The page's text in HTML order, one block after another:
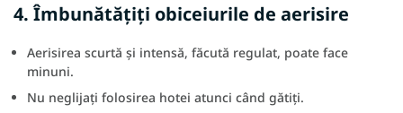
4. Îmbunătățiți obiceiurile de aerisire
Aerisirea scurtă și intensă, făcută regulat, poate face
minuni.
Nu neglijați folosirea hotei atunci când gătiți.